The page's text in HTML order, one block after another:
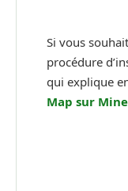
Si vous
procédure
qui explique
Map sur